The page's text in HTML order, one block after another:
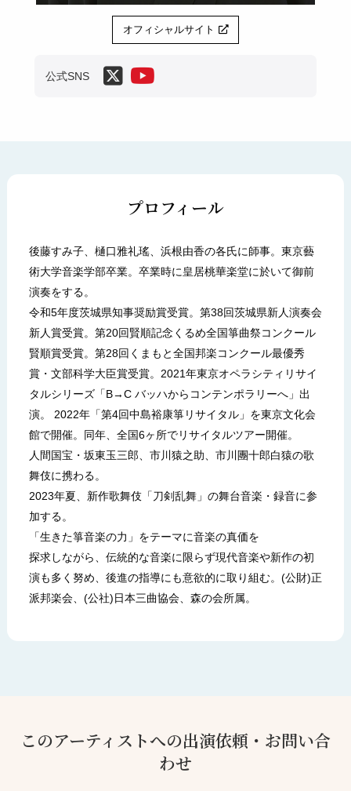
オフィシャルサイト
公式SNS
プロフィール
後藤すみ子、樋口雅礼瑤、浜根由香の各氏に師事。東京藝
術大学音楽学部卒業。卒業時に皇居桃華楽堂に於いて御前
演奏をする。
令和5年度茨城県知事奨励賞受賞。第38回茨城県新人演奏会
新人賞受賞。第20回賢順記念くるめ全国箏曲祭コンクール
賢順賞受賞。第28回くまもと全国邦楽コンクール最優秀
賞・文部科学大臣賞受賞。2021年東京オペラシティリサイ
タルシリーズ「B→C バッハからコンテンポラリーへ」出
演。 2022年「第4回中島裕康箏リサイタル」を東京文化会
館で開催。同年、全国6ヶ所でリサイタルツアー開催。
人間国宝・坂東玉三郎、市川猿之助、市川團十郎白猿の歌
舞伎に携わる。
2023年夏、新作歌舞伎「刀剣乱舞」の舞台音楽・録音に参
加する。
「生きた箏音楽の力」をテーマに音楽の真価を
探求しながら、伝統的な音楽に限らず現代音楽や新作の初
演も多く努め、後進の指導にも意欲的に取り組む。(公財)正
派邦楽会、(公社)日本三曲協会、森の会所属。
このアーティストへの出演依頼・お問い合
わせ